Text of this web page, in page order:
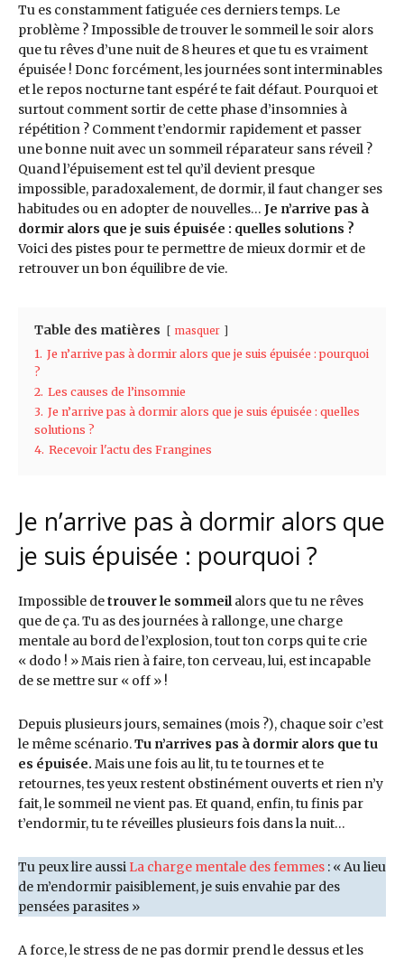
Tu es constamment fatiguée ces derniers temps. Le
problème ? Impossible de trouver le sommeil le soir alors
que tu rêves d’une nuit de 8 heures et que tu es vraiment
épuisée ! Donc forcément, les journées sont interminables
et le repos nocturne tant espéré te fait défaut. Pourquoi et
surtout comment sortir de cette phase d’insomnies à
répétition ? Comment t’endormir rapidement et passer
une bonne nuit avec un sommeil réparateur sans réveil ?
Quand l’épuisement est tel qu’il devient presque
impossible, paradoxalement, de dormir, il faut changer ses
habitudes ou en adopter de nouvelles… Je n’arrive pas à
dormir alors que je suis épuisée : quelles solutions ?
Voici des pistes pour te permettre de mieux dormir et de
retrouver un bon équilibre de vie.
Table des matières masquer
1. Je n’arrive pas à dormir alors que je suis épuisée : pourquoi
?
2. Les causes de l’insomnie
3. Je n’arrive pas à dormir alors que je suis épuisée : quelles
solutions ?
4. Recevoir l'actu des Frangines
Je n’arrive pas à dormir alors que
je suis épuisée : pourquoi ?
Impossible detrouver le sommeilalors que tu ne rêves
que de ça. Tu as des journées à rallonge, une charge
mentale au bord de l’explosion, tout ton corps qui te crie
« dodo ! » Mais rien à faire, ton cerveau, lui, est incapable
de se mettre sur « off » !
Depuis plusieurs jours, semaines (mois ?), chaque soir c’est
le même scénario.Tu n’arrives pas à dormir alors que tu
es épuisée. Mais une fois au lit, tu te tournes et te
retournes, tes yeux restent obstinément ouverts et rien n’y
fait, le sommeil ne vient pas. Et quand, enfin, tu finis par
t’endormir, tu te réveilles plusieurs fois dans la nuit…
Tu peux lire aussi La charge mentale des femmes : « Au lieu
de m’endormir paisiblement, je suis envahie par des
pensées parasites »
A force, le stress de ne pas dormir prend le dessus et les